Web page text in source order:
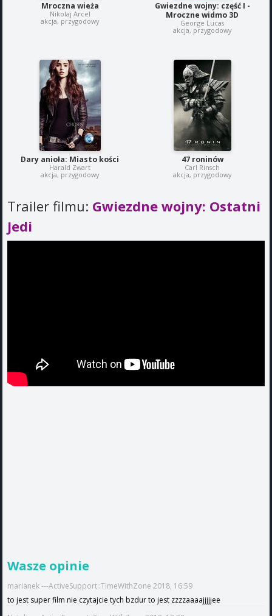
Mroczna wieża
Nikolaj Arcel
akcja, przygodowy
Gwiezdne wojny: część I -
Mroczne widmo 3D
George Lucas
akcja, przygodowy
Dary anioła: Miasto kości
Harald Zwart
akcja, przygodowy
47 roninów
Carl Rinsch
akcja, przygodowy
Trailer filmu: Gwiezdne wojny: Ostatni
Jedi
Wasze opinie
marianek ---ActiveSupport::TimeWithZone 2018, 16:59
to jest super film nie czytajcie tych bzdur to jest zzzzaaaajjjjjee